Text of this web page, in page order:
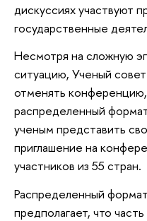
дискуссиях участвуют
государственные
Несмотря на сложную
ситуацию, Ученый
отменять
распределенный
ученым представить
приглашение на
участников из 55 стран.
Распределенный
предполагает, что